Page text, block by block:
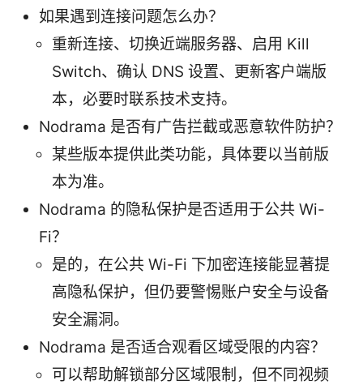
如果遇到连接问题怎么办？
重新连接、切换近端服务器、启用 Kill
Switch、确认 DNS 设置、更新客户端版
本，必要时联系技术支持。
Nodrama 是否有广告拦截或恶意软件防护？
某些版本提供此类功能，具体要以当前版
本为准。
Nodrama 的隐私保护是否适用于公共 Wi-
Fi？
是的，在公共 Wi-Fi 下加密连接能显著提
高隐私保护，但仍要警惕账户安全与设备
安全漏洞。
Nodrama 是否适合观看区域受限的内容？
可以帮助解锁部分区域限制，但不同视频